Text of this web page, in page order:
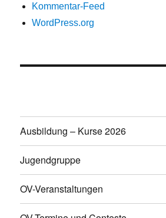
Kommentar-Feed
WordPress.org
Ausbildung – Kurse 2026
Jugendgruppe
OV-Veranstaltungen